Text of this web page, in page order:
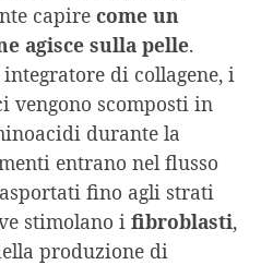
capire come un
agisce sulla pelle.
di collagene, i
scomposti in
durante la
entrano nel flusso
fino agli strati
stimolano i fibroblasti,
produzione di